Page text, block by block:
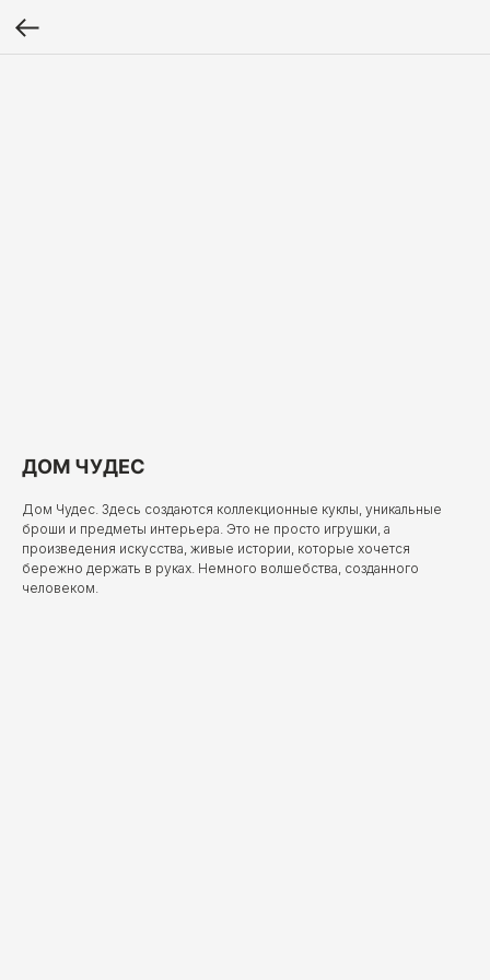
ДОМ ЧУДЕС
Дом Чудес. Здесь создаются коллекционные куклы, уникальные
броши и предметы интерьера. Это не просто игрушки, а
произведения искусства, живые истории, которые хочется
бережно держать в руках. Немного волшебства, созданного
человеком.